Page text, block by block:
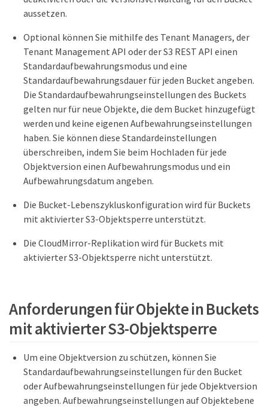
aussetzen.
Optional können Sie mithilfe des Tenant Managers, der
Tenant Management API oder der S3 REST API einen
Standardaufbewahrungsmodus und eine
Standardaufbewahrungsdauer für jeden Bucket angeben.
Die Standardaufbewahrungseinstellungen des Buckets
gelten nur für neue Objekte, die dem Bucket hinzugefügt
werden und keine eigenen Aufbewahrungseinstellungen
haben. Sie können diese Standardeinstellungen
überschreiben, indem Sie beim Hochladen für jede
Objektversion einen Aufbewahrungsmodus und ein
Aufbewahrungsdatum angeben.
Die Bucket-Lebenszykluskonfiguration wird für Buckets
mit aktivierter S3-Objektsperre unterstützt.
Die CloudMirror-Replikation wird für Buckets mit
aktivierter S3-Objektsperre nicht unterstützt.
Anforderungen für Objekte in Buckets
mit aktivierter S3-Objektsperre
Um eine Objektversion zu schützen, können Sie
Standardaufbewahrungseinstellungen für den Bucket
oder Aufbewahrungseinstellungen für jede Objektversion
angeben. Aufbewahrungseinstellungen auf Objektebene